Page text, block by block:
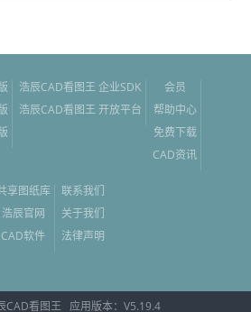
浩辰CAD看图王 企业SDK
浩辰CAD看图王 开放平台
会员
帮助中心
免费下载
CAD资讯
享图纸库
浩辰官网
CAD软件
联系我们
关于我们
法律声明
CAD看图王 应用版本：V5.19.4